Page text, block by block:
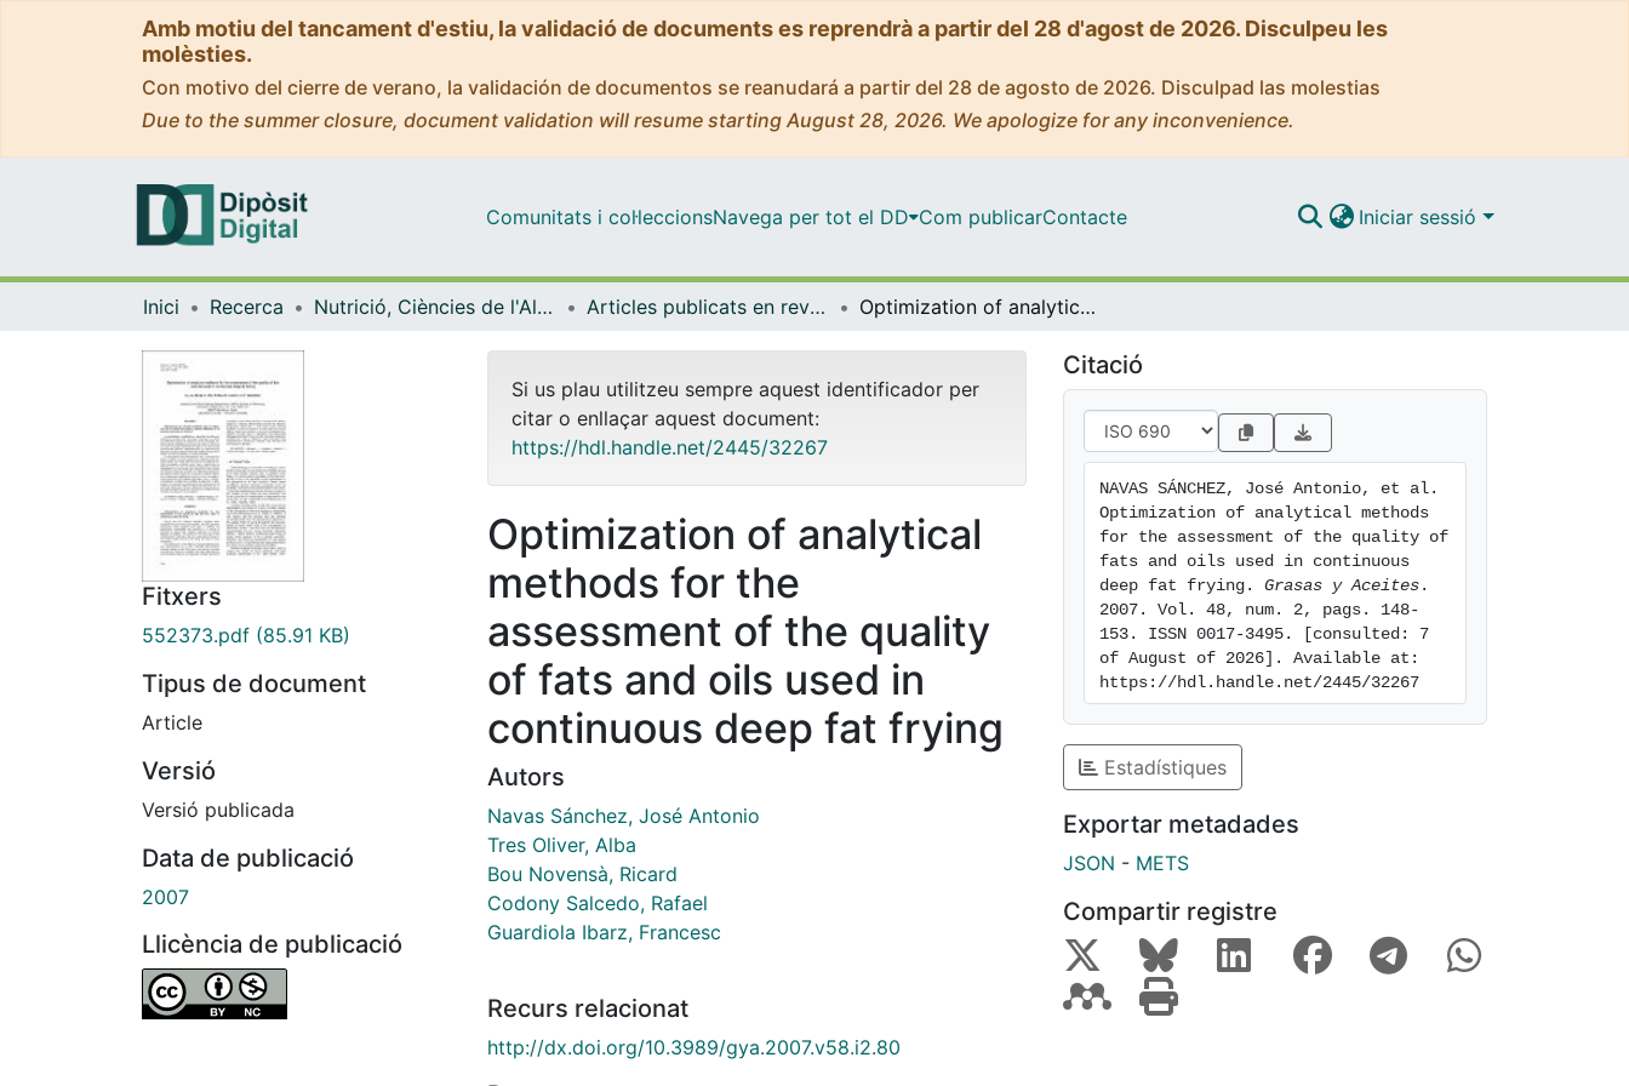
Amb motiu del tancament d'estiu, la validació de documents es reprendrà a partir del 28 d'agost de 2026. Disculpeu les
molèsties.
Con motivo del cierre de verano, la validación de documentos se reanudará a partir del 28 de agosto de 2026. Disculpad las molestias
Due to the summer closure, document validation will resume starting August 28, 2026. We apologize for any inconvenience.
Comunitats i col·leccionsNavega per tot el DD Com publicarContacte Iniciar sessió
Inici Recerca Nutrició, Ciències de l'Alimentació i Gastronomia Articles publicats en revistes (Nutrició, Ciències de l'Alimentació i Gastronomia) Optimization of analytical methods for the assessment of the quality of fats and oils used in continuous deep fat frying
Fitxers
552373.pdf (85.91 KB)
Tipus de document
Article
Versió
Versió publicada
Data de publicació
2007
Llicència de publicació
Si us plau utilitzeu sempre aquest identificador per
citar o enllaçar aquest document:
https://hdl.handle.net/2445/32267
Optimization of analytical
methods for the
assessment of the quality
of fats and oils used in
continuous deep fat frying
Autors
Navas Sánchez, José Antonio
Tres Oliver, Alba
Bou Novensà, Ricard
Codony Salcedo, Rafael
Guardiola Ibarz, Francesc
Recurs relacionat
http://dx.doi.org/10.3989/gya.2007.v58.i2.80
Citació
NAVAS SÁNCHEZ, José Antonio, et al.
Optimization of analytical methods
for the assessment of the quality of
fats and oils used in continuous
deep fat frying. Grasas y Aceites .
2007. Vol. 48, num. 2, pags. 148-
153. ISSN 0017-3495. [consulted: 7
of August of 2026]. Available at:
https://hdl.handle.net/2445/32267
Estadístiques
Exportar metadades
JSON - METS
Compartir registre